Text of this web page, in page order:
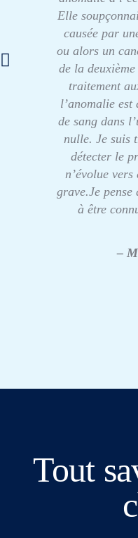
Elle
causée par
ou alors un
de la
traitement
l’anomalie est
de sang dans
nulle. Je suis
détecter le
n’évolue
grave.Je
à être
–
Tout